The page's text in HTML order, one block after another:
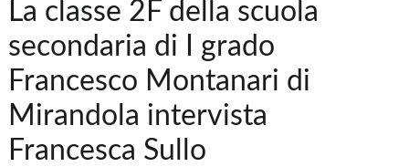
La classe 2F della scuola
secondaria di I grado
Francesco Montanari di
Mirandola intervista
Francesca Sullo